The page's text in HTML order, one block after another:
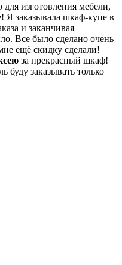
изготовления мебели,
Я заказывала шкаф-купе в
и заканчивая
Все было сделано очень
ещё скидку сделали!
за прекрасный шкаф!
буду заказывать только